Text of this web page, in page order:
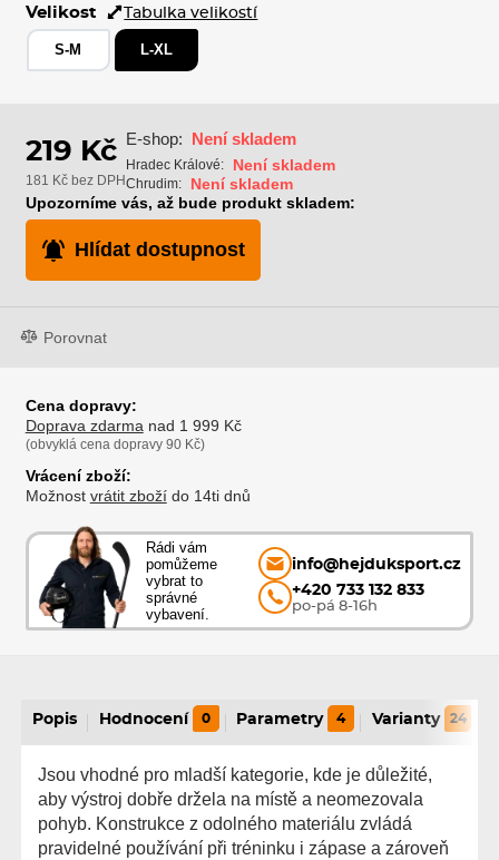
Velikost Tabulka velikostí
S-M L-XL
219 Kč
181 Kč bez DPH
E-shop: Není skladem
Hradec Králové: Není skladem
Chrudim:
Není skladem
Upozorníme vás, až bude produkt skladem:
Hlídat dostupnost
Porovnat
Cena dopravy:
Doprava zdarmanad 1 999 Kč
(obvyklá cena dopravy 90 Kč)
Vrácení zboží:
Možnost vrátit zbožído 14ti dnů
Rádi vám
pomůžeme
vybrat to
správné
vybavení.
info@hejduksport.cz
+420 733 132 833
po-pá 8-16h
Popis Hodnocení 0 Parametry 4 Varianty 24
Jsou vhodné pro mladší kategorie, kde je důležité,
aby výstroj dobře držela na místě a neomezovala
pohyb. Konstrukce z odolného materiálu zvládá
pravidelné používání při tréninku i zápase a zároveň